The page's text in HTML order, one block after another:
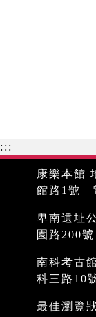
:::
康樂本館
館路1號 |
卑南遺址
園路200
南科考古
科三路10
最佳瀏覽